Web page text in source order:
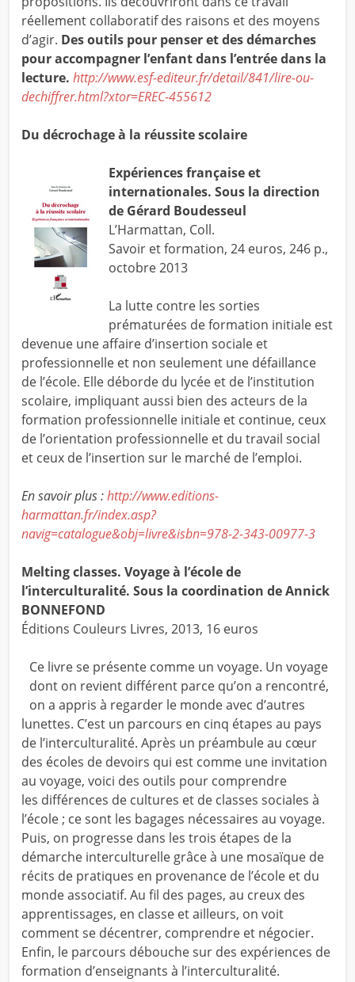
réellement collaboratif des raisons et des moyens
d’agir. Des outils pour penser et des démarches
pour accompagner l’enfant dans l’entrée dans la
lecture. http://www.esf-editeur.fr/detail/841/lire-ou-
dechiffrer.html?xtor=EREC-455612
Du décrochage à la réussite scolaire
Expériences française et
internationales. Sous la direction
de Gérard Boudesseul
L’Harmattan, Coll.
Savoir et formation, 24 euros, 246 p.,
octobre 2013
La lutte contre les sorties
prématurées de formation initiale est
devenue une affaire d’insertion sociale et
professionnelle et non seulement une défaillance
de l’école. Elle déborde du lycée et de l’institution
scolaire, impliquant aussi bien des acteurs de la
formation professionnelle initiale et continue, ceux
de l’orientation professionnelle et du travail social
et ceux de l’insertion sur le marché de l’emploi.
En savoir plus :http://www.editions-
harmattan.fr/index.asp?
navig=catalogue&obj=livre&isbn=978-2-343-00977-3
Melting classes. Voyage à l’école de
l’interculturalité. Sous la coordination de Annick
BONNEFOND
Éditions Couleurs Livres, 2013, 16 euros
Ce livre se présente comme un voyage. Un voyage
dont on revient différent parce qu’on a rencontré,
on a appris à regarder le monde avec d’autres
lunettes. C’est un parcours en cinq étapes au pays
de l’interculturalité. Après un préambule au cœur
des écoles de devoirs qui est comme une invitation
au voyage, voici des outils pour comprendre
les différences de cultures et de classes sociales à
l’école ; ce sont les bagages nécessaires au voyage.
Puis, on progresse dans les trois étapes de la
démarche interculturelle grâce à une mosaïque de
récits de pratiques en provenance de l’école et du
monde associatif. Au fil des pages, au creux des
apprentissages, en classe et ailleurs, on voit
comment se décentrer, comprendre et négocier.
Enfin, le parcours débouche sur des expériences de
formation d’enseignants à l’interculturalité.